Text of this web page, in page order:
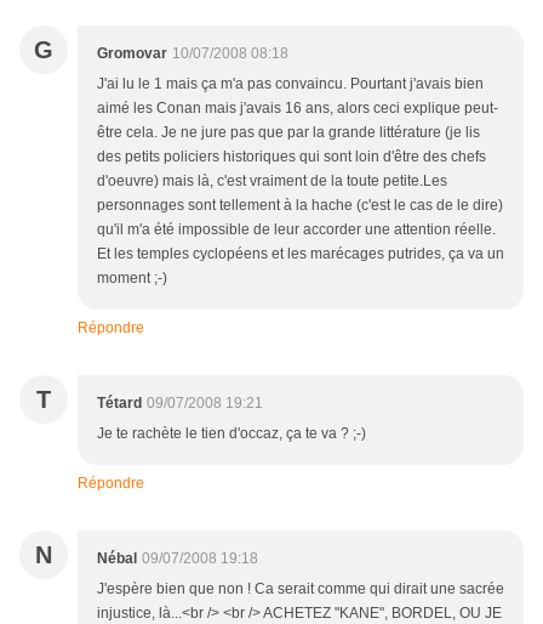
G Gromovar 10/07/2008 08:18
J'ai lu le 1 mais ça m'a pas convaincu. Pourtant j'avais bien
aimé les Conan mais j'avais 16 ans, alors ceci explique peut-
être cela. Je ne jure pas que par la grande littérature (je lis
des petits policiers historiques qui sont loin d'être des chefs
d'oeuvre) mais là, c'est vraiment de la toute petite.Les
personnages sont tellement à la hache (c'est le cas de le dire)
qu'il m'a été impossible de leur accorder une attention réelle.
Et les temples cyclopéens et les marécages putrides, ça va un
moment ;-)
Répondre
T Tétard 09/07/2008 19:21
Je te rachète le tien d'occaz, ça te va ? ;-)
Répondre
N Nébal 09/07/2008 19:18
J'espère bien que non ! Ca serait comme qui dirait une sacrée
injustice, là...<br /> <br /> ACHETEZ "KANE", BORDEL, OU JE